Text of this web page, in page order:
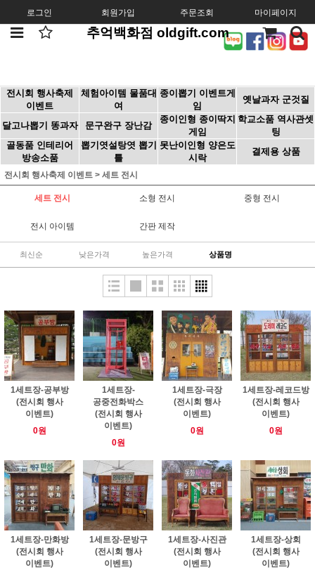
로그인 회원가입 주문조회 마이페이지
추억백화점 oldgift.com
전시회 행사축제
이벤트
체험아이템 물품대
여
종이뽑기 이벤트게
임
옛날과자 군것질
달고나뽑기 똥과자 문구완구 장난감
종이인형 종이딱지
게임
학교소품 역사관셋
팅
골동품 인테리어
방송소품
뽑기엿설탕엿 뽑기
틀
못난이인형 양은도
시락
결제용 상품
전시회 행사축제 이벤트 > 세트 전시
세트 전시 소형 전시 중형 전시
전시 아이템 간판 제작
최신순 낮은가격 높은가격 상품명
1세트장-공부방
(전시회 행사
이벤트)
0원
1세트장-
공중전화박스
(전시회 행사
이벤트)
0원
1세트장-극장
(전시회 행사
이벤트)
0원
1세트장-레코드방
(전시회 행사
이벤트)
0원
1세트장-만화방
(전시회 행사
이벤트)
1세트장-문방구
(전시회 행사
이벤트)
1세트장-사진관
(전시회 행사
이벤트)
1세트장-상회
(전시회 행사
이벤트)